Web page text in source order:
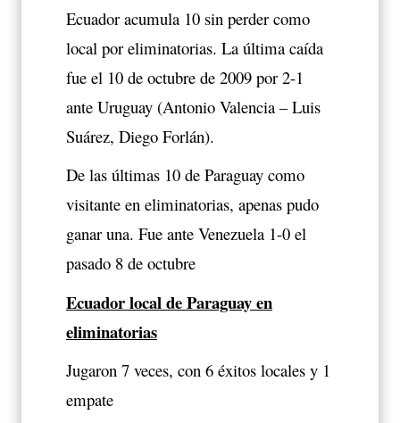
Ecuador acumula 10 sin perder como
local por eliminatorias. La última caída
fue el 10 de octubre de 2009 por 2-1
ante Uruguay (Antonio Valencia – Luis
Suárez, Diego Forlán).
De las últimas 10 de Paraguay como
visitante en eliminatorias, apenas pudo
ganar una. Fue ante Venezuela 1-0 el
pasado 8 de octubre
Ecuador local de Paraguay en
eliminatorias
Jugaron 7 veces, con 6 éxitos locales y 1
empate